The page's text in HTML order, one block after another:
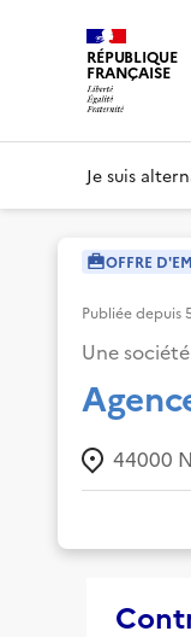
RÉPUBLIQUE
FRANÇAISE
Je suis
OFFRE
Publiée depuis
Une
44000